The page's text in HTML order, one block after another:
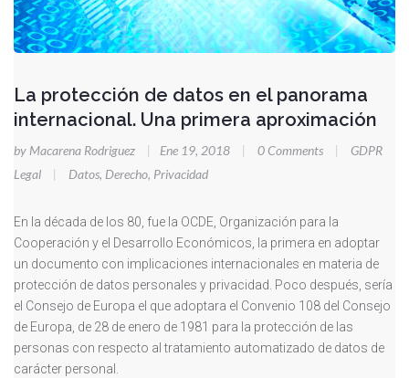
La protección de datos en el panorama
internacional. Una primera aproximación
by Macarena Rodriguez | Ene 19, 2018 | 0 Comments |
GDPR
Legal
| Datos, Derecho, Privacidad
En la década de los 80, fue la OCDE, Organización para la
Cooperación y el Desarrollo Económicos, la primera en adoptar
un documento con implicaciones internacionales en materia de
protección de datos personales y privacidad. Poco después, sería
el Consejo de Europa el que adoptara el Convenio 108 del Consejo
de Europa, de 28 de enero de 1981 para la protección de las
personas con respecto al tratamiento automatizado de datos de
carácter personal.